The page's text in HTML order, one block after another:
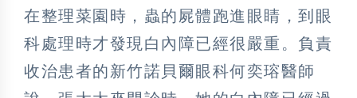
在整理菜園時，蟲的屍體跑進眼睛，到眼
科處理時才發現白內障已經很嚴重。負責
收治患者的新竹諾貝爾眼科何奕瑢醫師